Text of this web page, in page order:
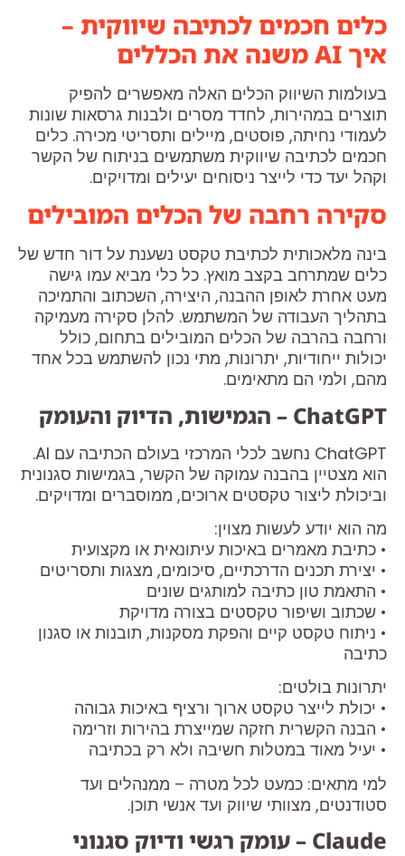
כלים חכמים לכתיבה שיווקית –
איך AI משנה את הכללים
בעולמות השיווק הכלים האלה מאפשרים להפיק
תוצרים במהירות, לחדד מסרים ולבנות גרסאות שונות
לעמודי נחיתה, פוסטים, מיילים ותסריטי מכירה. כלים
חכמים לכתיבה שיווקית משתמשים בניתוח של הקשר
וקהל יעד כדי לייצר ניסוחים יעילים ומדויקים.
סקירה רחבה של הכלים המובילים
בינה מלאכותית לכתיבת טקסט נשענת על דור חדש של
כלים שמתרחב בקצב מואץ. כל כלי מביא עמו גישה
מעט אחרת לאופן ההבנה, היצירה, השכתוב והתמיכה
בתהליך העבודה של המשתמש. להלן סקירה מעמיקה
ורחבה בהרבה של הכלים המובילים בתחום, כולל
יכולות ייחודיות, יתרונות, מתי נכון להשתמש בכל אחד
מהם, ולמי הם מתאימים.
ChatGPT – הגמישות, הדיוק והעומק
ChatGPT נחשב לכלי המרכזי בעולם הכתיבה עם AI.
הוא מצטיין בהבנה עמוקה של הקשר, בגמישות סגנונית
וביכולת ליצור טקסטים ארוכים, ממוסברים ומדויקים.
מה הוא יודע לעשות מצוין:
• כתיבת מאמרים באיכות עיתונאית או מקצועית
• יצירת תכנים הדרכתיים, סיכומים, מצגות ותסריטים
• התאמת טון כתיבה למותגים שונים
• שכתוב ושיפור טקסטים בצורה מדויקת
• ניתוח טקסט קיים והפקת מסקנות, תובנות או סגנון
כתיבה
יתרונות בולטים:
• יכולת לייצר טקסט ארוך ורציף באיכות גבוהה
• הבנה הקשרית חזקה שמייצרת בהירות וזרימה
• יעיל מאוד במטלות חשיבה ולא רק בכתיבה
למי מתאים: כמעט לכל מטרה – ממנהלים ועד
סטודנטים, מצוותי שיווק ועד אנשי תוכן.
Claude – עומק רגשי ודיוק סגנוני